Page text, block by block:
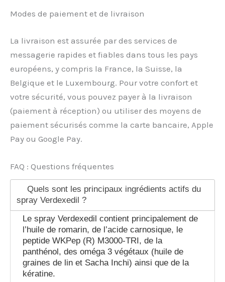
Modes de paiement et de livraison
La livraison est assurée par des services de
messagerie rapides et fiables dans tous les pays
européens, y compris la France, la Suisse, la
Belgique et le Luxembourg. Pour votre confort et
votre sécurité, vous pouvez payer à la livraison
(paiement à réception) ou utiliser des moyens de
paiement sécurisés comme la carte bancaire, Apple
Pay ou Google Pay.
FAQ : Questions fréquentes
Quels sont les principaux ingrédients actifs du
spray Verdexedil ?
Le spray Verdexedil contient principalement de
l’huile de romarin, de l’acide carnosique, le
peptide WKPep (R) M3000-TRI, de la
panthénol, des oméga 3 végétaux (huile de
graines de lin et Sacha Inchi) ainsi que de la
kératine.